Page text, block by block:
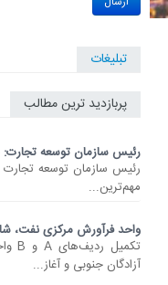
تبلیغات
پربازدید ترین مطالب
رئیس سازمان توسعه تجارت:
رئیس سازمان توسعه تجارت
مهم‌ترین...
واحد فرآورش مرکزی نفت،
آزادگان جنوبی و آغاز...